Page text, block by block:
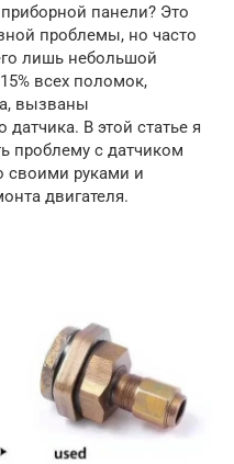
панели? Это
проблемы, но часто
лишь небольшой
всех поломок,
вызваны
В этой статье я
проблему с датчиком
своими руками и
двигателя.